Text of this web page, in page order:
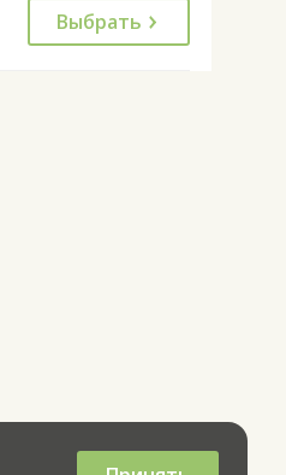
Выбрать